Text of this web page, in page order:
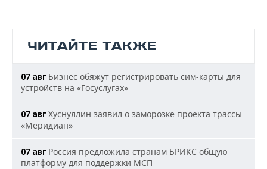
ЧИТАЙТЕ ТАКЖЕ
07 авг Бизнес обяжут регистрировать сим-карты для
устройств на «Госуслугах»
07 авг Хуснуллин заявил о заморозке проекта трассы
«Меридиан»
07 авг Россия предложила странам БРИКС общую
платформу для поддержки МСП